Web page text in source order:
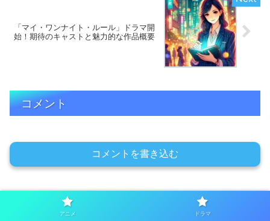
「マイ・ワンナイト・ルール」ドラマ開
始！期待のキャストと魅力的な作品概要
コメント
コメントを書き込む
アニメ ドラマ